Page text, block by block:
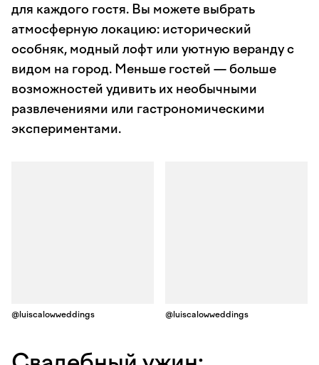
для каждого гостя. Вы можете выбрать
атмосферную локацию: исторический
особняк, модный лофт или уютную веранду с
видом на город. Меньше гостей — больше
возможностей удивить их необычными
развлечениями или гастрономическими
экспериментами.
@luiscalowweddings @luiscalowweddings